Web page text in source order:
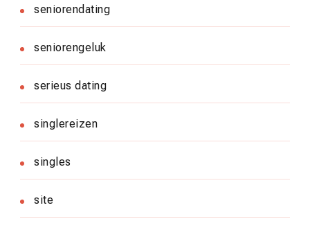
seniorendating
seniorengeluk
serieus dating
singlereizen
singles
site